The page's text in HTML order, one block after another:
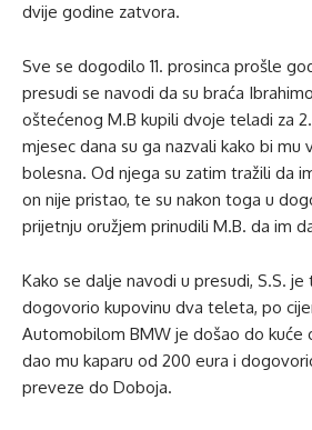
dvije godine zatvora.
Sve se dogodilo 11. prosinca prošle
presudi se navodi da su braća
oštećenog M.B kupili dvoje teladi za
mjesec dana su ga nazvali kako bi mu
bolesna. Od njega su zatim tražili da
on nije pristao, te su nakon toga u
prijetnju oružjem prinudili M.B. da im
Kako se dalje navodi u presudi, S.S.
dogovorio kupovinu dva teleta, po
Automobilom BMW je došao do kuće
dao mu kaparu od 200 eura i
preveze do Doboja.